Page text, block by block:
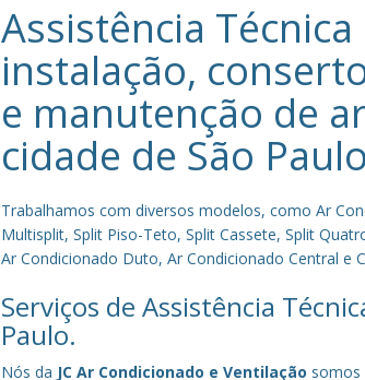
Assistência
instalação,
e manutenção de
cidade de São Paulo
Trabalhamos com diversos modelos, como Ar
Multisplit, Split Piso-Teto, Split Cassete, Split
Ar Condicionado Duto, Ar Condicionado Central e
Serviços de Assistência
Paulo.
Nós da JC Ar Condicionado e Ventilação somos